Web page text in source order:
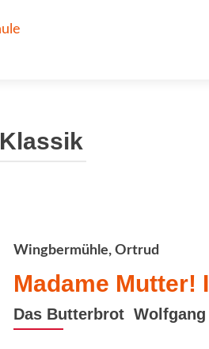
Klassik
Wingbermühle, Ortrud
Madame Mutter!
Das Butterbrot 